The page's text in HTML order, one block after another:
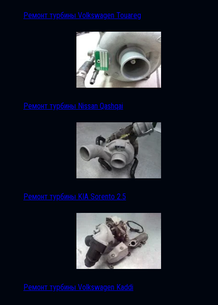
Ремонт турбины Volkswagen Touareg
Ремонт турбины Nissan Qashqai
Ремонт турбины KIA Sorento 2.5
Ремонт турбины Volkswagen Kaddi